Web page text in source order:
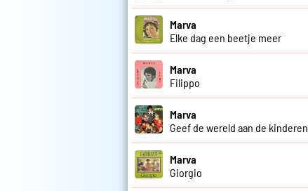
Marva
Elke dag een beetje meer
Marva
Filippo
Marva
Geef de wereld aan de kinderen
Marva
Giorgio